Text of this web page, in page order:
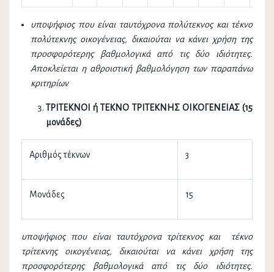
υποψήφιος που είναι ταυτόχρονα πολύτεκνος και τέκνο
πολύτεκνης οικογένειας, δικαιούται να κάνει χρήση της
προσφορότερης βαθμολογικά από τις δύο ιδιότητες.
Αποκλείεται η αθροιστική βαθμολόγηση των παραπάνω
κριτηρίων
ΤΡΙΤΕΚΝΟΙ ή ΤΕΚΝΟ ΤΡΙΤΕΚΝΗΣ ΟΙΚΟΓΕΝΕΙΑΣ (15
μονάδες)
Αριθμός τέκνων 3
Μονάδες 15
υποψήφιος που είναι ταυτόχρονα τρίτεκνος και τέκνο
τρίτεκνης οικογένειας, δικαιούται να κάνει χρήση της
προσφορότερης βαθμολογικά από τις δύο ιδιότητες.